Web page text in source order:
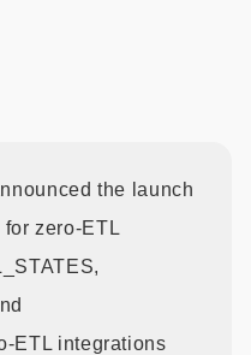
the launch
zero-ETL
ETL integrations